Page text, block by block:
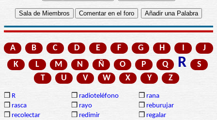
A B C D E F G H I
J
K
L M N Ñ O P Q R
S
T
U V W X Y Z
❒ R ❒ radioteléfono ❒ rana
❒ rasca ❒ rayo ❒ reburujar
❒ recolectar ❒ redimir ❒ regalar